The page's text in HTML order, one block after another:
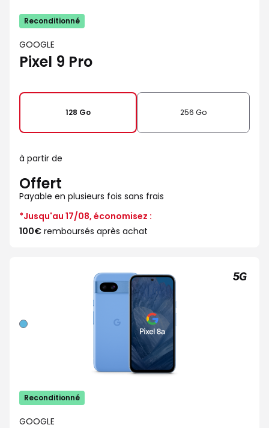
Reconditionné
GOOGLE
Pixel 9 Pro
128 Go 256 Go
à partir de
Offert
Payable en plusieurs fois sans frais
*Jusqu'au 17/08, économisez :
100€ remboursés après achat
Bleu
Reconditionné
GOOGLE